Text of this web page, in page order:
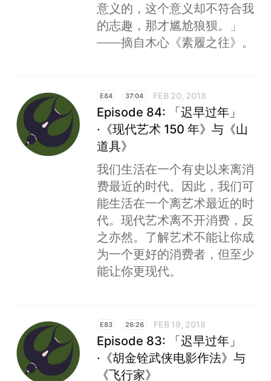
意义的，这个意义却不符合我
的志趣，那才尴尬狼狈。」
——摘自木心《素履之往》。
E84 37:04 FEB 20, 2018
Episode 84: 「迟早过年」
·《现代艺术 150 年》与《山
道具》
我们生活在一个有史以来离消
费最近的时代。因此，我们可
能生活在一个离艺术最近的时
代。现代艺术离不开消费，反
之亦然。了解艺术不能让你成
为一个更好的消费者，但至少
能让你更现代。
E83 26:26 FEB 19, 2018
Episode 83: 「迟早过年」
·《胡金铨武侠电影作法》与
《飞行家》